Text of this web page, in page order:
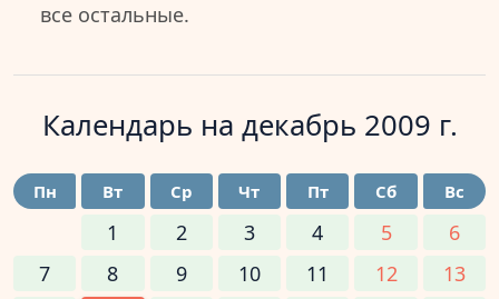
все остальные.
Календарь на декабрь 2009 г.
Пн Вт Ср Чт Пт Сб Вс
1 2 3 4 5
6
7
8 9 10 11 12
13